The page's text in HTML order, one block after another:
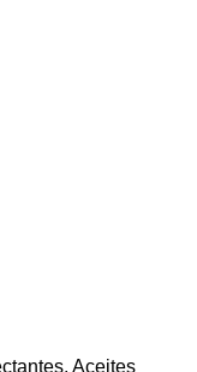
, Aceites